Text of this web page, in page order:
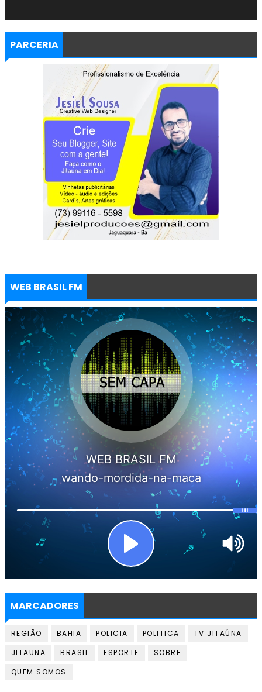
PARCERIA
WEB BRASIL FM
MARCADORES
REGIÃO BAHIA POLICIA POLITICA
TV JITAÚNA
JITAUNA
BRASIL ESPORTE
SOBRE
QUEM SOMOS